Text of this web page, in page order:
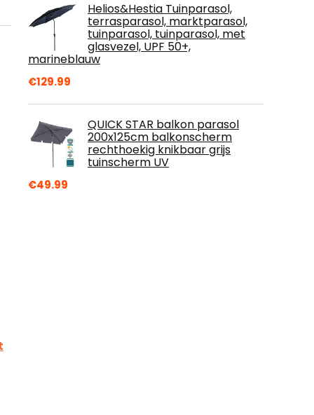
Helios&Hestia Tuinparasol,
terrasparasol, marktparasol,
tuinparasol, tuinparasol, met
glasvezel, UPF 50+,
marineblauw
€129.99
QUICK STAR balkon parasol
200x125cm balkonscherm
rechthoekig knikbaar grijs
tuinscherm UV
€49.99